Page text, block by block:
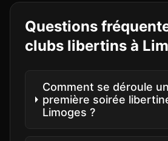
Questions
clubs libertins à
Comment se déroule
première soirée
Limoges ?